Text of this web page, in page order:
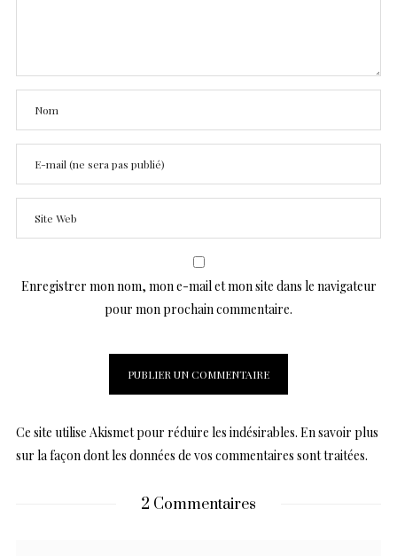
Enregistrer mon nom, mon e-mail et mon site dans le navigateur
pour mon prochain commentaire.
Ce site utilise Akismet pour réduire les indésirables. En savoir plus
sur la façon dont les données de vos commentaires sont traitées.
2 Commentaires